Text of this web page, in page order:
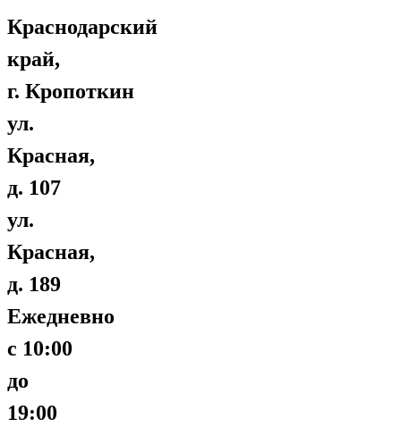
Краснодарский
край,
г. Кропоткин
ул.
Красная,
д. 107
ул.
Красная,
д. 189
Ежедневно
с 10:00
до
19:00